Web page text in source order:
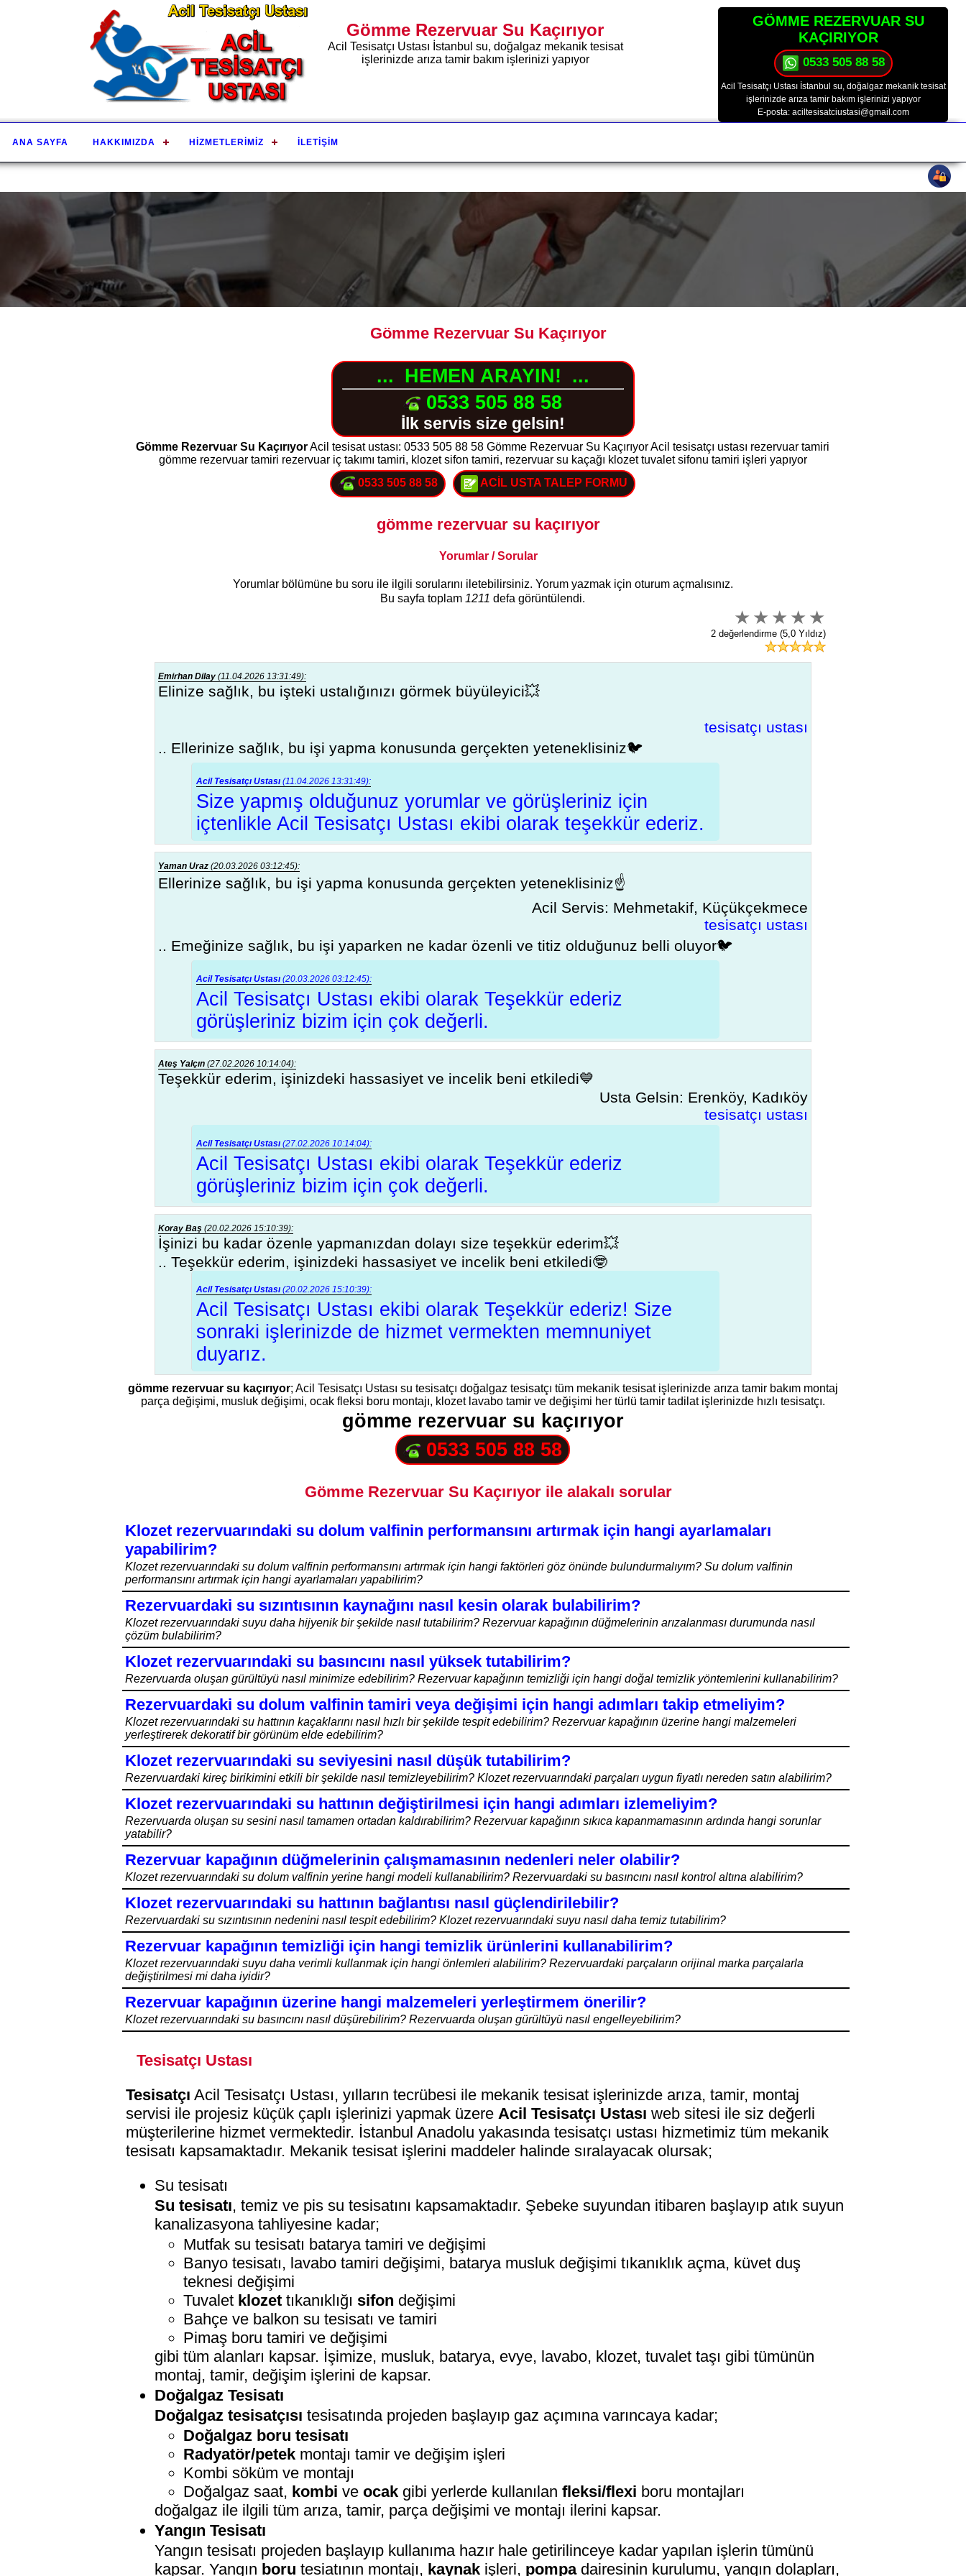
Gömme Rezervuar Su Kaçırıyor
Acil Tesisatçı Ustası İstanbul su, doğalgaz mekanik tesisat
işlerinizde arıza tamir bakım işlerinizi yapıyor
GÖMME REZERVUAR SU
KAÇIRIYOR
0533 505 88 58
Acil Tesisatçı Ustası İstanbul su, doğalgaz mekanik tesisat
işlerinizde arıza tamir bakım işlerinizi yapıyor
E-posta: aciltesisatciustasi@gmail.com
ANA SAYFA HAKKIMIZDA HIZMETLERIMIZ İLETIŞIM
Gömme Rezervuar Su Kaçırıyor
... HEMEN ARAYIN! ...
0533 505 88 58
İlk servis size gelsin!
Gömme Rezervuar Su KaçırıyorAcil tesisat ustası: 0533 505 88 58 Gömme Rezervuar Su Kaçırıyor Acil tesisatçı ustası rezervuar tamiri
gömme rezervuar tamiri rezervuar iç takımı tamiri, klozet sifon tamiri, rezervuar su kaçağı klozet tuvalet sifonu tamiri işleri yapıyor
0533 505 88 58
ACİL USTA TALEP FORMU
gömme rezervuar su kaçırıyor
Yorumlar / Sorular
Yorumlar bölümüne bu soru ile ilgili sorularını iletebilirsiniz. Yorum yazmak için oturum açmalısınız.
Bu sayfa toplam 1211 defa görüntülendi.
2 değerlendirme (5,0 Yıldız)
Emirhan Dilay (11.04.2026 13:31:49):
Elinize sağlık, bu işteki ustalığınızı görmek büyüleyici💥
tesisatçı ustası
.. Ellerinize sağlık, bu işi yapma konusunda gerçekten yeteneklisiniz🐦
Acil Tesisatçı Ustası(11.04.2026 13:31:49):
Size yapmış olduğunuz yorumlar ve görüşleriniz için
içtenlikle Acil Tesisatçı Ustası ekibi olarak teşekkür ederiz.
Yaman Uraz (20.03.2026 03:12:45):
Ellerinize sağlık, bu işi yapma konusunda gerçekten yeteneklisiniz☝
Acil Servis: Mehmetakif, Küçükçekmece
tesisatçı ustası
.. Emeğinize sağlık, bu işi yaparken ne kadar özenli ve titiz olduğunuz belli oluyor🐦
Acil Tesisatçı Ustası(20.03.2026 03:12:45):
Acil Tesisatçı Ustası ekibi olarak Teşekkür ederiz
görüşleriniz bizim için çok değerli.
Ateş Yalçın (27.02.2026 10:14:04):
Teşekkür ederim, işinizdeki hassasiyet ve incelik beni etkiledi💙
Usta Gelsin: Erenköy, Kadıköy
tesisatçı ustası
Acil Tesisatçı Ustası(27.02.2026 10:14:04):
Acil Tesisatçı Ustası ekibi olarak Teşekkür ederiz
görüşleriniz bizim için çok değerli.
Koray Baş (20.02.2026 15:10:39):
İşinizi bu kadar özenle yapmanızdan dolayı size teşekkür ederim💥
.. Teşekkür ederim, işinizdeki hassasiyet ve incelik beni etkiledi🤓
Acil Tesisatçı Ustası(20.02.2026 15:10:39):
Acil Tesisatçı Ustası ekibi olarak Teşekkür ederiz! Size
sonraki işlerinizde de hizmet vermekten memnuniyet
duyarız.
gömme rezervuar su kaçırıyor; Acil Tesisatçı Ustası su tesisatçı doğalgaz tesisatçı tüm mekanik tesisat işlerinizde arıza tamir bakım montaj
parça değişimi, musluk değişimi, ocak fleksi boru montajı, klozet lavabo tamir ve değişimi her türlü tamir tadilat işlerinizde hızlı tesisatçı.
gömme rezervuar su kaçırıyor
0533 505 88 58
Gömme Rezervuar Su Kaçırıyor ile alakalı sorular
Klozet rezervuarındaki su dolum valfinin performansını artırmak için hangi ayarlamaları
yapabilirim?
Klozet rezervuarındaki su dolum valfinin performansını artırmak için hangi faktörleri göz önünde bulundurmalıyım? Su dolum valfinin
performansını artırmak için hangi ayarlamaları yapabilirim?
Rezervuardaki su sızıntısının kaynağını nasıl kesin olarak bulabilirim?
Klozet rezervuarındaki suyu daha hijyenik bir şekilde nasıl tutabilirim? Rezervuar kapağının düğmelerinin arızalanması durumunda nasıl
çözüm bulabilirim?
Klozet rezervuarındaki su basıncını nasıl yüksek tutabilirim?
Rezervuarda oluşan gürültüyü nasıl minimize edebilirim? Rezervuar kapağının temizliği için hangi doğal temizlik yöntemlerini kullanabilirim?
Rezervuardaki su dolum valfinin tamiri veya değişimi için hangi adımları takip etmeliyim?
Klozet rezervuarındaki su hattının kaçaklarını nasıl hızlı bir şekilde tespit edebilirim? Rezervuar kapağının üzerine hangi malzemeleri
yerleştirerek dekoratif bir görünüm elde edebilirim?
Klozet rezervuarındaki su seviyesini nasıl düşük tutabilirim?
Rezervuardaki kireç birikimini etkili bir şekilde nasıl temizleyebilirim? Klozet rezervuarındaki parçaları uygun fiyatlı nereden satın alabilirim?
Klozet rezervuarındaki su hattının değiştirilmesi için hangi adımları izlemeliyim?
Rezervuarda oluşan su sesini nasıl tamamen ortadan kaldırabilirim? Rezervuar kapağının sıkıca kapanmamasının ardında hangi sorunlar
yatabilir?
Rezervuar kapağının düğmelerinin çalışmamasının nedenleri neler olabilir?
Klozet rezervuarındaki su dolum valfinin yerine hangi modeli kullanabilirim? Rezervuardaki su basıncını nasıl kontrol altına alabilirim?
Klozet rezervuarındaki su hattının bağlantısı nasıl güçlendirilebilir?
Rezervuardaki su sızıntısının nedenini nasıl tespit edebilirim? Klozet rezervuarındaki suyu nasıl daha temiz tutabilirim?
Rezervuar kapağının temizliği için hangi temizlik ürünlerini kullanabilirim?
Klozet rezervuarındaki suyu daha verimli kullanmak için hangi önlemleri alabilirim? Rezervuardaki parçaların orijinal marka parçalarla
değiştirilmesi mi daha iyidir?
Rezervuar kapağının üzerine hangi malzemeleri yerleştirmem önerilir?
Klozet rezervuarındaki su basıncını nasıl düşürebilirim? Rezervuarda oluşan gürültüyü nasıl engelleyebilirim?
Tesisatçı Ustası
Tesisatçı Acil Tesisatçı Ustası, yılların tecrübesi ile mekanik tesisat işlerinizde arıza, tamir, montaj
servisi ile projesiz küçük çaplı işlerinizi yapmak üzere Acil Tesisatçı Ustası web sitesi ile siz değerli
müşterilerine hizmet vermektedir. İstanbul Anadolu yakasında tesisatçı ustası hizmetimiz tüm mekanik
tesisatı kapsamaktadır. Mekanik tesisat işlerini maddeler halinde sıralayacak olursak;
Su tesisatı
Su tesisatı, temiz ve pis su tesisatını kapsamaktadır. Şebeke suyundan itibaren başlayıp atık suyun
kanalizasyona tahliyesine kadar;
Mutfak su tesisatı batarya tamiri ve değişimi
Banyo tesisatı, lavabo tamiri değişimi, batarya musluk değişimi tıkanıklık açma, küvet duş
teknesi değişimi
Tuvalet klozet tıkanıklığı sifon değişimi
Bahçe ve balkon su tesisatı ve tamiri
Pimaş boru tamiri ve değişimi
gibi tüm alanları kapsar. İşimize, musluk, batarya, evye, lavabo, klozet, tuvalet taşı gibi tümünün
montaj, tamir, değişim işlerini de kapsar.
Doğalgaz Tesisatı
Doğalgaz tesisatçısı tesisatında projeden başlayıp gaz açımına varıncaya kadar;
Doğalgaz boru tesisatı
Radyatör/petek montajı tamir ve değişim işleri
Kombi söküm ve montajı
Doğalgaz saat, kombi veocak gibi yerlerde kullanılanfleksi/flexi boru montajları
doğalgaz ile ilgili tüm arıza, tamir, parça değişimi ve montajı ilerini kapsar.
Yangın Tesisatı
Yangın tesisatı projeden başlayıp kullanıma hazır hale getirilinceye kadar yapılan işlerin tümünü
kapsar. Yangın boru tesiatının montajı, kaynak işleri, pompadairesinin kurulumu, yangın dolapları,